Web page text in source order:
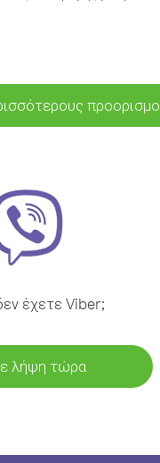
έχετε Viber;
λήψη τώρα